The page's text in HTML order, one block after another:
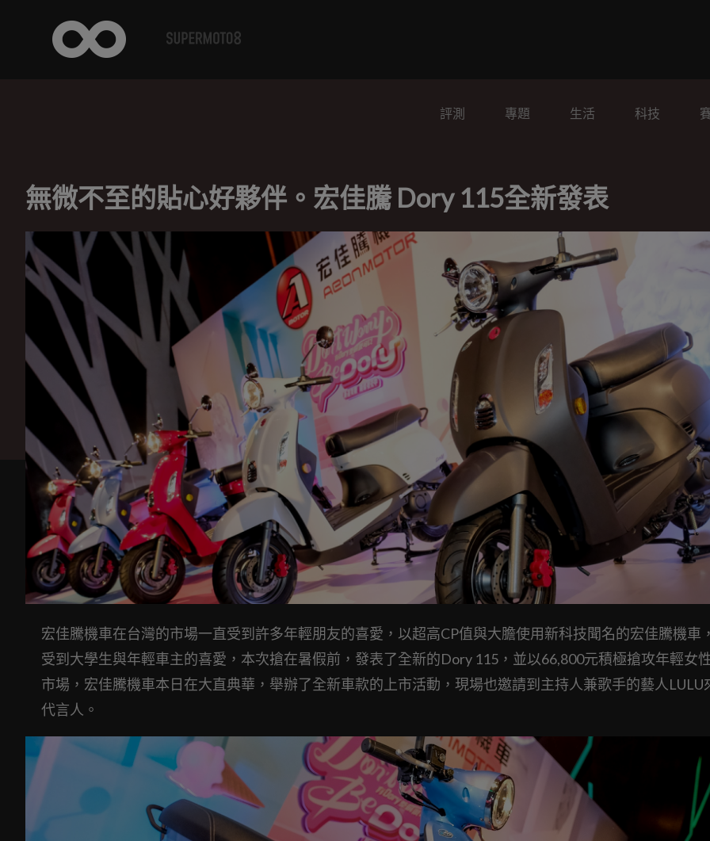
評測 專題 生活 科技
無微不至的貼心好夥伴。宏佳騰 Dory 115全新發表
宏佳騰機車在台灣的市場一直受到許多年輕朋友的喜愛，以超高CP值與大膽使用新科技聞名的宏佳騰機車
受到大學生與年輕車主的喜愛，本次搶在暑假前，發表了全新的Dory 115，並以66,800元積極搶攻年輕女
市場，宏佳騰機車本日在大直典華，舉辦了全新車款的上市活動，現場也邀請到主持人兼歌手的藝人LULU
代言人。